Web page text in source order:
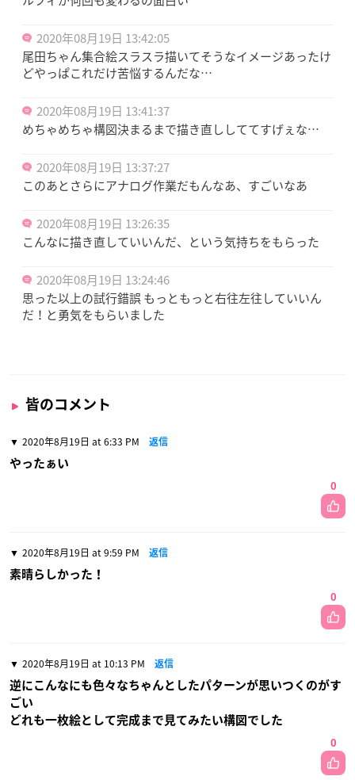
2020年08月19日 13:42:05
尾田ちゃん集合絵スラスラ描いてそうなイメージあったけ
どやっぱこれだけ苦悩するんだな…
2020年08月19日 13:41:37
めちゃめちゃ構図決まるまで描き直ししててすげぇな…
2020年08月19日 13:37:27
このあとさらにアナログ作業だもんなあ、すごいなあ
2020年08月19日 13:26:35
こんなに描き直していいんだ、という気持ちをもらった
2020年08月19日 13:24:46
思った以上の試行錯誤 もっともっと右往左往していいん
だ！と勇気をもらいました
皆のコメント
2020年8月19日 at 6:33 PM 返信
やったぁい
0
2020年8月19日 at 9:59 PM 返信
素晴らしかった！
0
2020年8月19日 at 10:13 PM 返信
逆にこんなにも色々なちゃんとしたパターンが思いつくのがす
ごい
どれも一枚絵として完成まで見てみたい構図でした
0